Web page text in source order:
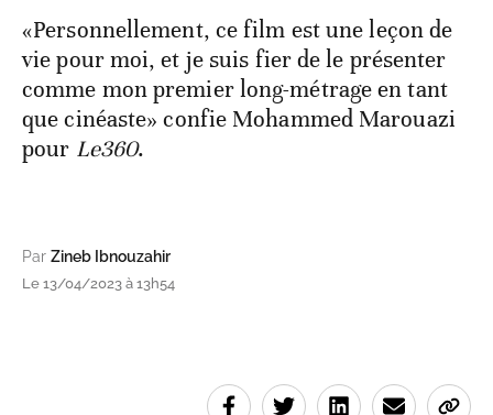
«Personnellement, ce film est une leçon de
vie pour moi, et je suis fier de le présenter
comme mon premier long-métrage en tant
que cinéaste» confie Mohammed Marouazi
pour Le360.
Par Zineb Ibnouzahir
Le 13/04/2023 à 13h54